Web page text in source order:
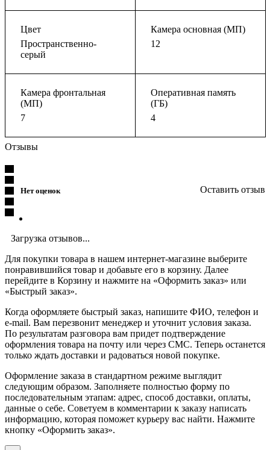
Цвет
Пространственно-
серый
Камера основная (МП)
12
Камера фронтальная
(МП)
7
Оперативная память
(ГБ)
4
Отзывы
Нет оценок Оставить отзыв
Загрузка отзывов...
Для покупки товара в нашем интернет-магазине выберите
понравившийся товар и добавьте его в корзину. Далее
перейдите в Корзину и нажмите на «Оформить заказ» или
«Быстрый заказ».
Когда оформляете быстрый заказ, напишите ФИО, телефон и
e-mail. Вам перезвонит менеджер и уточнит условия заказа.
По результатам разговора вам придет подтверждение
оформления товара на почту или через СМС. Теперь останется
только ждать доставки и радоваться новой покупке.
Оформление заказа в стандартном режиме выглядит
следующим образом. Заполняете полностью форму по
последовательным этапам: адрес, способ доставки, оплаты,
данные о себе. Советуем в комментарии к заказу написать
информацию, которая поможет курьеру вас найти. Нажмите
кнопку «Оформить заказ».